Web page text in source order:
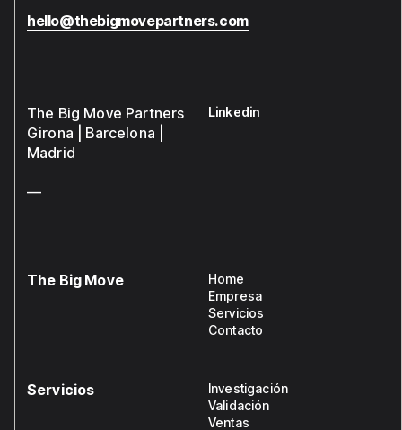
hello@thebigmovepartners.com
The Big Move Partners
Girona | Barcelona |
Madrid
—
Linkedin
The Big Move
Home
Empresa
Servicios
Contacto
Servicios
Investigación
Validación
Ventas